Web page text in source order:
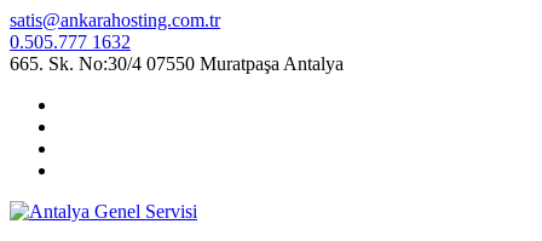
satis@ankarahosting.com.tr
0.505.777 1632
665. Sk. No:30/4 07550 Muratpaşa Antalya